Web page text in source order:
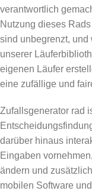
verantwortlich
Nutzung dieses
sind unbegrenzt, und
unserer
eigenen Läufer
eine zufällige und
Zufallsgenerator rad
darüber hinaus
Eingaben
ändern und
mobilen Software